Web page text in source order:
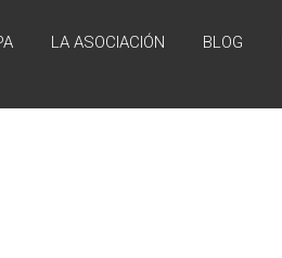
de la Cañada y de los caminos
LA ASOCIACIÓN BLOG